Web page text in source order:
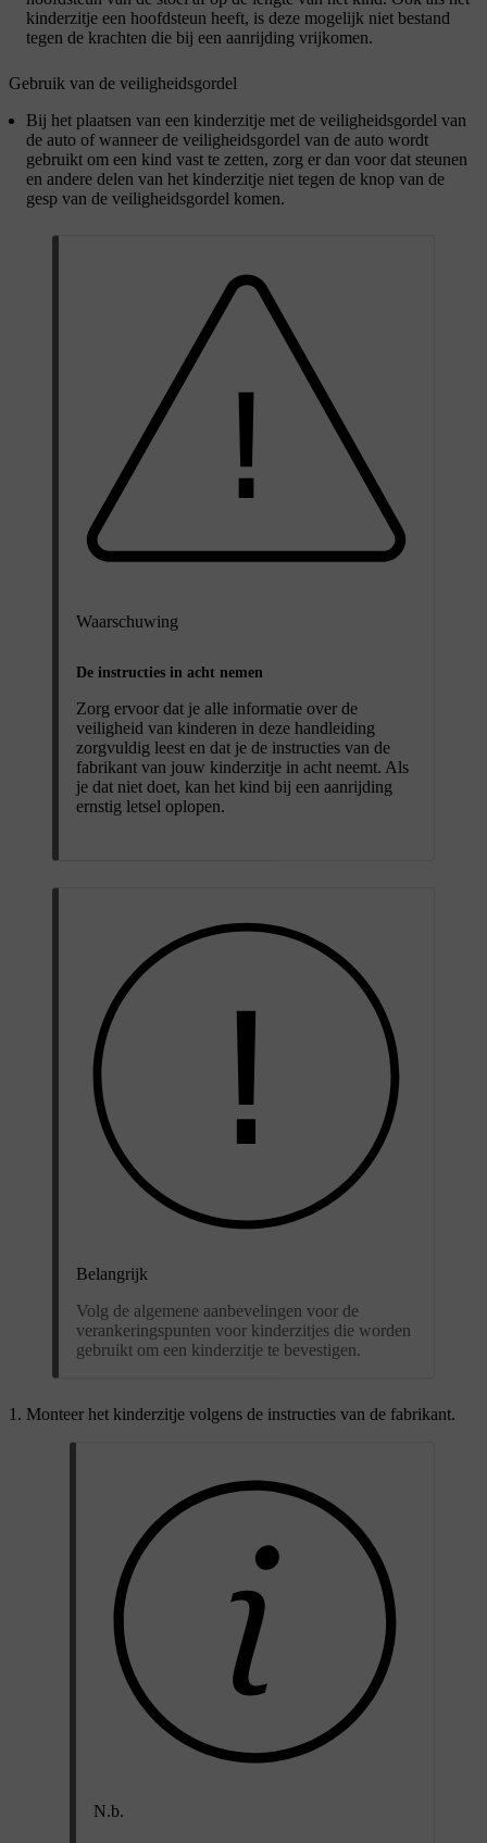
kinderzitje een hoofdsteun heeft, is deze mogelijk niet bestand
tegen de krachten die bij een aanrijding vrijkomen.
Gebruik van de veiligheidsgordel
Bij het plaatsen van een kinderzitje met de veiligheidsgordel van
de auto of wanneer de veiligheidsgordel van de auto wordt
gebruikt om een kind vast te zetten, zorg er dan voor dat steunen
en andere delen van het kinderzitje niet tegen de knop van de
gesp van de veiligheidsgordel komen.
Waarschuwing
De instructies in acht nemen
Zorg ervoor dat je alle informatie over de
veiligheid van kinderen in deze handleiding
zorgvuldig leest en dat je de instructies van de
fabrikant van jouw kinderzitje in acht neemt. Als
je dat niet doet, kan het kind bij een aanrijding
ernstig letsel oplopen.
Belangrijk
Volg de algemene aanbevelingen voor de
verankeringspunten voor kinderzitjes die worden
gebruikt om een kinderzitje te bevestigen.
Monteer het kinderzitje volgens de instructies van de fabrikant.
N.b.